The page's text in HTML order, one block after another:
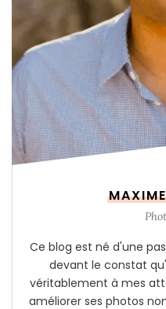
Ce blog est né d'une
devant le constat
véritablement à mes
améliorer ses photos